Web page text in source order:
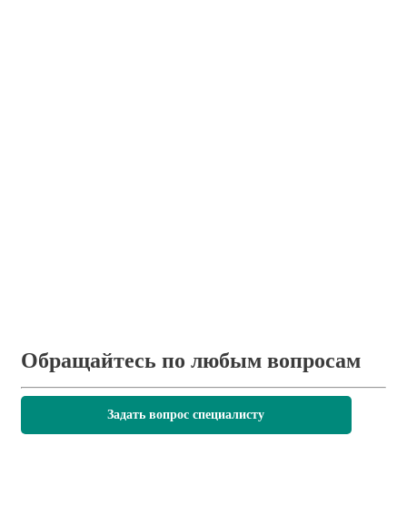
Обращайтесь по любым вопросам
Задать вопрос специалисту